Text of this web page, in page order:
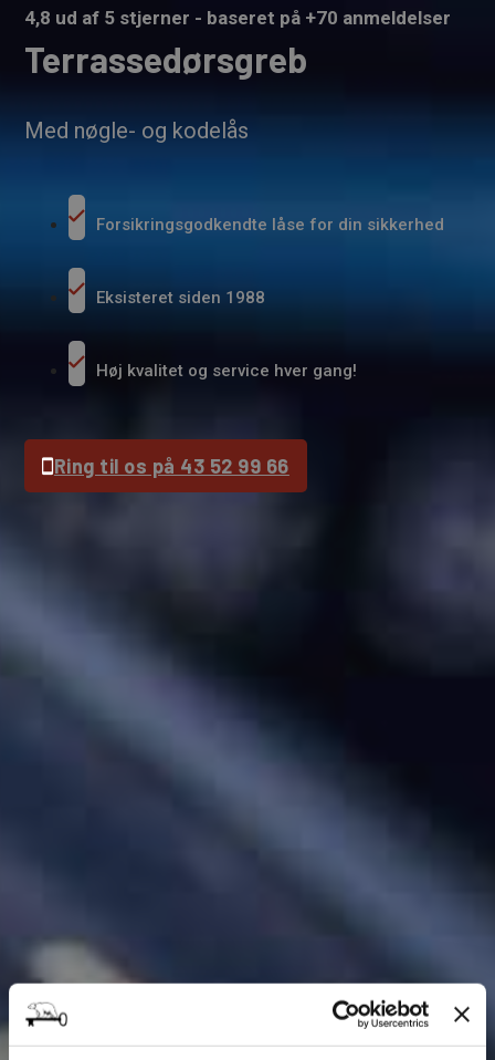
4,8 ud af 5 stjerner - baseret på +70 anmeldelser
Terrassedørsgreb
Med nøgle- og kodelås
Forsikringsgodkendte låse for din sikkerhed
Eksisteret siden 1988
Høj kvalitet og service hver gang!
Ring til os på 43 52 99 66